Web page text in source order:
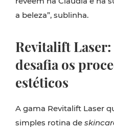
a beleza”, sublinha.
Revitalift
desafia os
estéticos
A gama Revitalift Laser
simples rotina de